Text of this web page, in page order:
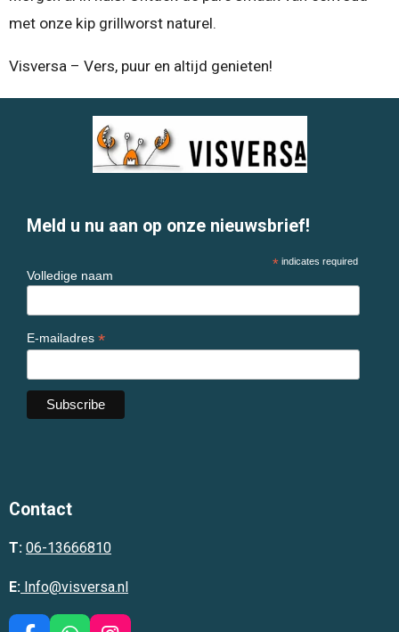
met onze kip grillworst naturel.
Visversa – Vers, puur en altijd genieten!
Meld u nu aan op onze nieuwsbrief!
* indicates required
Volledige naam
E-mailadres *
Contact
T: 06-13666810
E: Info@visversa.nl